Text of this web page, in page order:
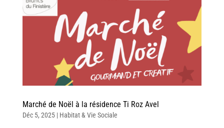
Marché de Noël à la résidence Ti Roz Avel
Déc 5, 2025| Habitat & Vie Sociale